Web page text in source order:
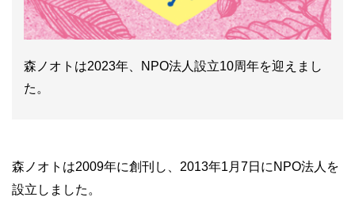
森ノオトは2023年、NPO法人設立10周年を迎えまし
た。
森ノオトは2009年に創刊し、2013年1月7日にNPO法人を
設立しました。